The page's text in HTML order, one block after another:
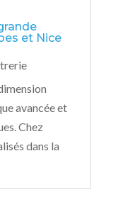
et Nice
avancée et
Chez
dans la